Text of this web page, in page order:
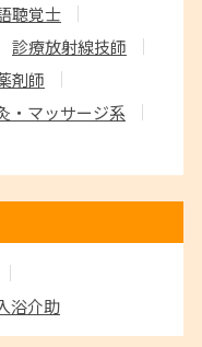
聴覚士
診療放射線技師
剤師
・マッサージ系
浴介助